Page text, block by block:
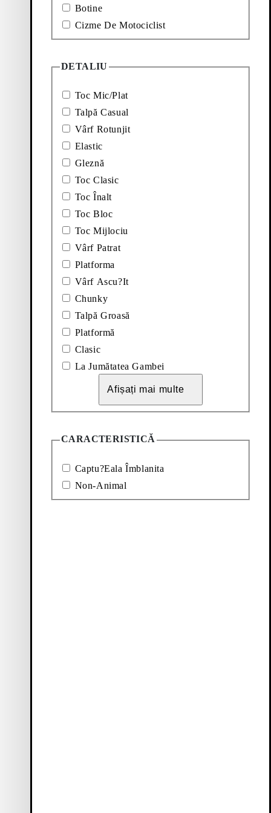
CHELSEA (Negru, Piele)
Cosmo 2.0 Ghete Chelsea
Preț:
Adăugați la favorite: COSMO 2.0 GHETE
Acest stil clasic
toată ziua,
un
cu înălțime
includ variante
amintește de
boots,
modă. Selecția
perfecte ale
sau o rochie
de blugi
- un look de
a se potrivi
elastice
din piele, un
Prin curățarea,
la rând,
îngrijiți piesele
Botine
Cizme De Motociclist
DETALIU
Toc Mic/Plat
Talpă Casual
Vârf Rotunjit
Elastic
Gleznă
Toc Clasic
Toc Înalt
Toc Bloc
Toc Mijlociu
Vârf Patrat
Platforma
Vârf Ascu?It
Chunky
Talpă Groasă
Platformă
Clasic
La Jumătatea Gambei
Afișați mai multe
CARACTERISTICĂ
Captu?Eala Îmblanita
Non-Animal